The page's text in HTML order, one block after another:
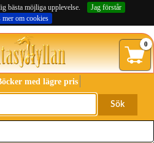
bästa möjliga upplevelse.
Jag förstår
mer om cookies
0
med lägre pris
Sök